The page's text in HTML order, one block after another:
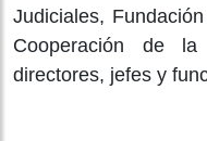
Judiciales,
Cooperación de
directores, jefes y